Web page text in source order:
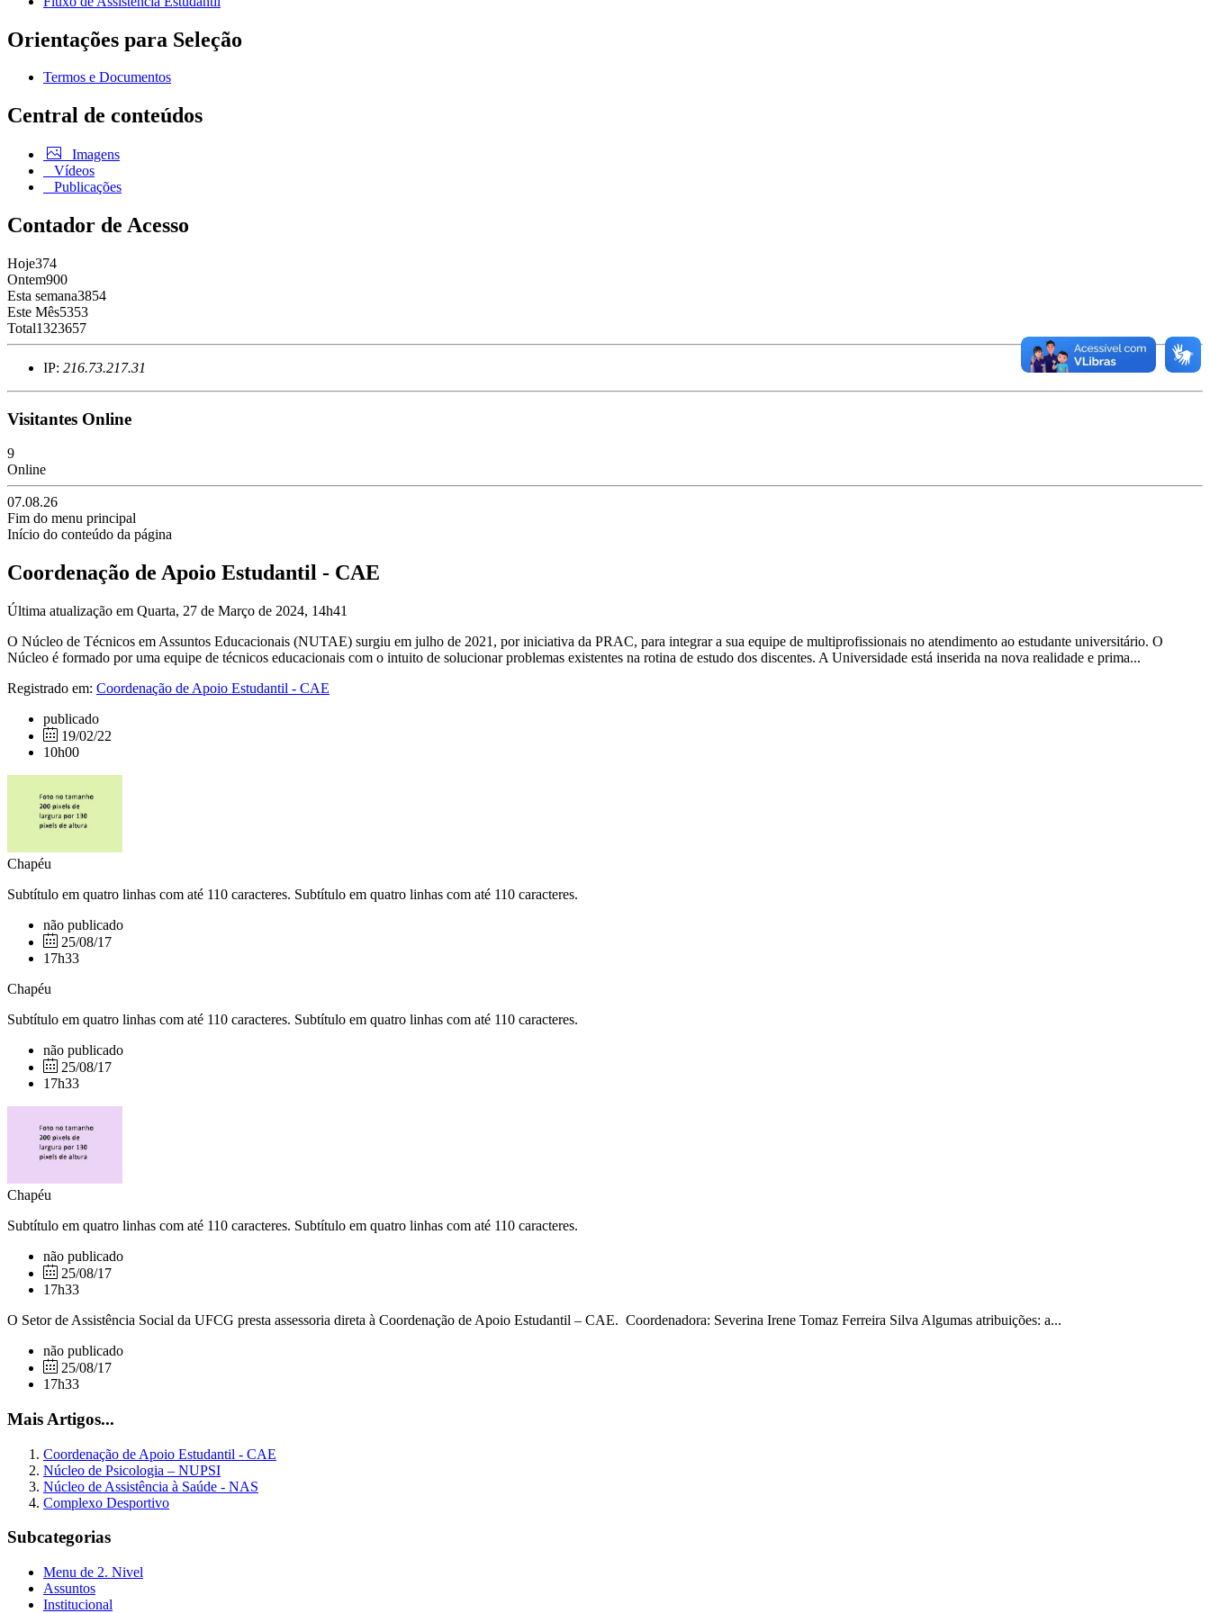
Orientações para Seleção
Termos e Documentos
Central de conteúdos
Imagens
Vídeos
Publicações
Contador de Acesso
Hoje374
Ontem900
Esta semana3854
Este Mês5353
Total1323657
IP: 216.73.217.31
Visitantes Online
9
Online
07.08.26
Fim do menu principal
Início do conteúdo da página
Coordenação de Apoio Estudantil - CAE
Última atualização em Quarta, 27 de Março de 2024, 14h41
O Núcleo de Técnicos em Assuntos Educacionais (NUTAE) surgiu em julho de 2021, por iniciativa da PRAC, para integrar a sua equipe de multiprofissionais no atendimento ao estudante universitário. O
Núcleo é formado por uma equipe de técnicos educacionais com o intuito de solucionar problemas existentes na rotina de estudo dos discentes. A Universidade está inserida na nova realidade e prima...
Registrado em: Coordenação de Apoio Estudantil - CAE
publicado
19/02/22
10h00
Chapéu
Subtítulo em quatro linhas com até 110 caracteres. Subtítulo em quatro linhas com até 110 caracteres.
não publicado
25/08/17
17h33
Chapéu
Subtítulo em quatro linhas com até 110 caracteres. Subtítulo em quatro linhas com até 110 caracteres.
não publicado
25/08/17
17h33
Chapéu
Subtítulo em quatro linhas com até 110 caracteres. Subtítulo em quatro linhas com até 110 caracteres.
não publicado
25/08/17
17h33
O Setor de Assistência Social da UFCG presta assessoria direta à Coordenação de Apoio Estudantil – CAE. Coordenadora: Severina Irene Tomaz Ferreira Silva Algumas atribuições: a...
não publicado
25/08/17
17h33
Mais Artigos...
Coordenação de Apoio Estudantil - CAE
Núcleo de Psicologia – NUPSI
Núcleo de Assistência à Saúde - NAS
Complexo Desportivo
Subcategorias
Menu de 2. Nivel
Assuntos
Institucional